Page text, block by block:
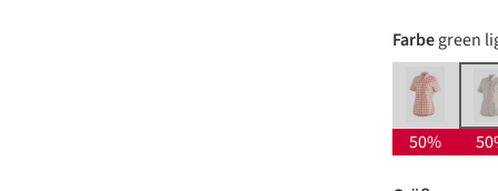
Farbegreen
red
(Diese
50%